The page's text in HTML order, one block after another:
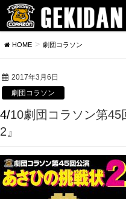
HOME 劇団コラソン
2017年3月6日
劇団コラソン
4/10劇団コラソン第45回公演『あさひの挑戦状
2』